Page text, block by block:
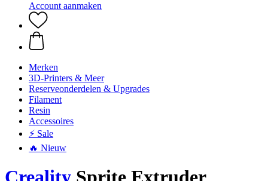
Account aanmaken
Merken
3D-Printers & Meer
Reserveonderdelen & Upgrades
Filament
Resin
Accessoires
⚡ Sale
🔥 Nieuw